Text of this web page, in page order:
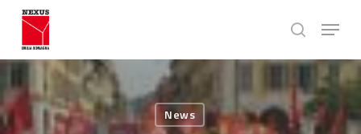
Skip
main
content
search
Menu
News
Menu